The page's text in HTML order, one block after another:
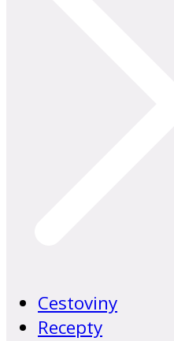
Cestoviny
Recepty